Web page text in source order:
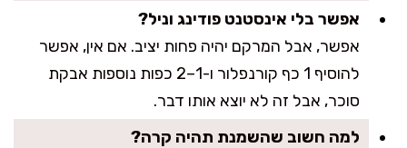
אפשר בלי אינסטנט פודינג וניל?
אפשר, אבל המרקם יהיה פחות יציב. אם אין, אפשר
להוסיף 1 כף קורנפלור ו-1–2 כפות נוספות אבקת
סוכר, אבל זה לא יוצא אותו דבר.
למה חשוב שהשמנת תהיה קרה?